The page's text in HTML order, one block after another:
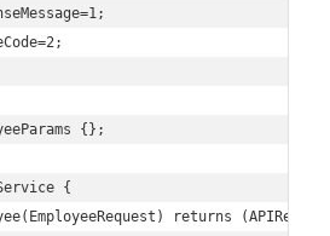
{};
{
returns